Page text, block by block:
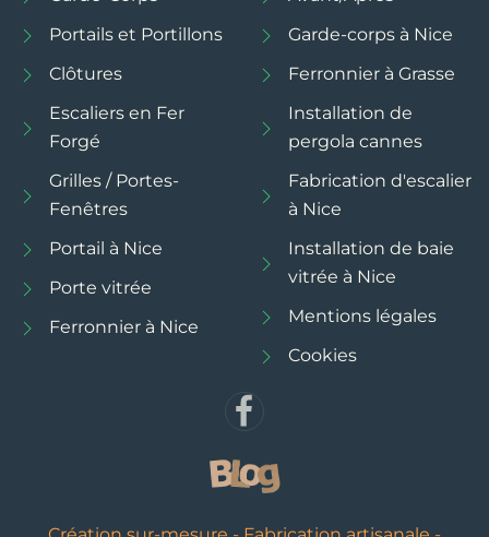
Portails et Portillons
Clôtures
Escaliers en Fer
Forgé
Grilles / Portes-
Fenêtres
Portail à Nice
Porte vitrée
Ferronnier à Nice
Garde-corps à Nice
Ferronnier à Grasse
Installation de
pergola cannes
Fabrication d'escalier
à Nice
Installation de baie
vitrée à Nice
Mentions légales
Cookies